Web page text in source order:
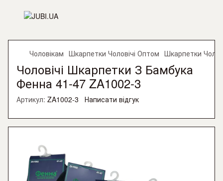
Чоловікам Шкарпетки Чоловічі Оптом Шкарпетки
Чоловічі Шкарпетки З Бамбука
Фенна 41-47 ZA1002-3
Артикул: ZA1002-3 Написати відгук